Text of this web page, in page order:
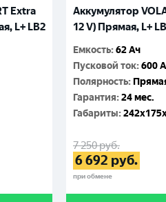
Extra
L+ LB2
Аккумулятор
12 V) Прямая, L+
Емкость:62 Ач
Пусковой ток:600 A
Полярность:
Гарантия:24 мес.
Габариты:
7 250руб.
6 692 руб.
при обмене